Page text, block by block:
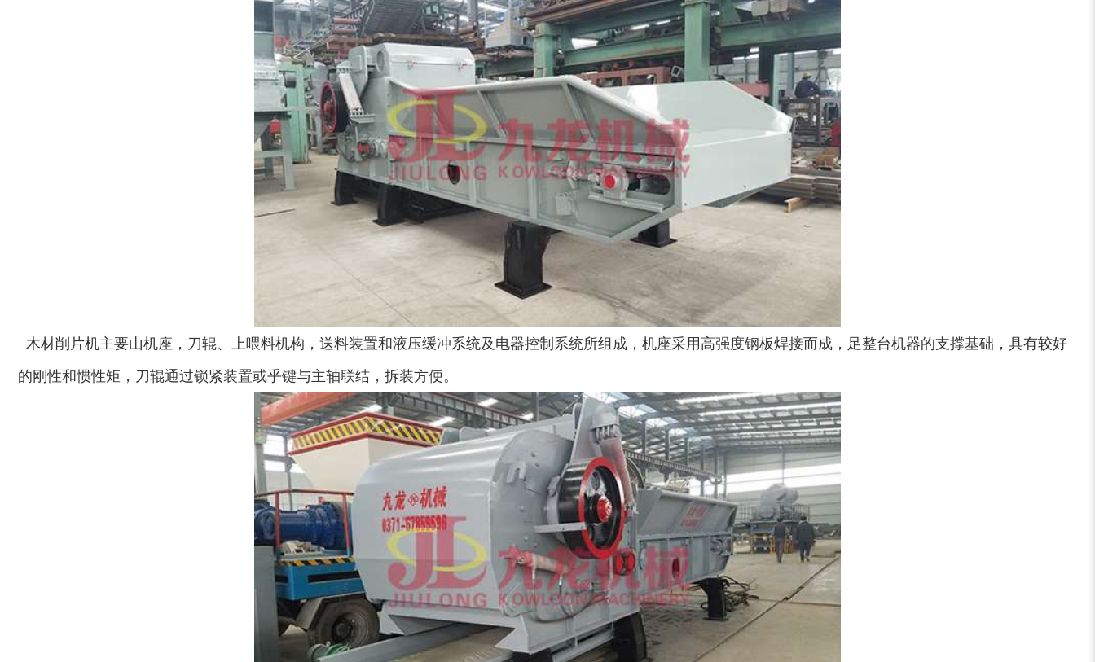
木材削片机主要山机座，刀辊、上喂料机构，送料装置和液压缓冲系统及电器控制系统所组成，机座采用高强度钢板焊接而成，足整台机器的支撑基础，具有较好
的刚性和惯性矩，刀辊通过锁紧装置或乎键与主轴联结，拆装方便。
大型木材粉碎机 圆盘破碎机 综合破碎机 大型稻草捆撕碎机...